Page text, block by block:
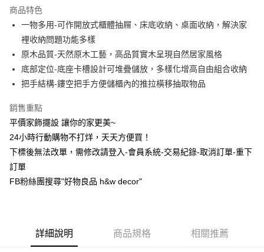
合作金庫商業銀行
華南商業銀行
彰化商業銀行
上海商業儲蓄銀行
國泰世華商業銀行
兆豐國際商業銀行
臺灣中小企業銀行
台中商業銀行
匯豐（台灣）商業銀行
華泰商業銀行
聯邦商業銀行
遠東國際商業銀行
元大商業銀行
台新國際商業銀行
台灣樂天信用卡公司
6 期 0 利率 每期
華南商業銀行
上海商業儲蓄銀行
台北富邦商業銀行
國泰世華商業銀行
兆豐國際商業銀行
臺灣中小企業銀行
台中商業銀行
聯邦商業銀行
元大商業銀行
玉山商業銀行
星展（台灣）商業銀行
台新國際商業銀行
台灣樂天信用卡公司
LINE Pay
Apple Pay
街口支付
悠遊付
全盈+PAY
【關於「AFTEE先享後付」】
AFTEE先享後付是「在收到商品之後才付款」的支付方式。 讓您購物簡單
【「AFTEE先享後付」結帳流程】
ATM付款
新竹物流
每筆NT$80，滿NT$1,200(含以上)免運費
商品特色
一物多用-可作開放式櫃體抽屜、床底收納、桌面收納，解決家
裡收納問題功能多樣
原木品質-天然原木工藝，高品質實木呈現自然居家風格
底部定位-底座卡槽設計可堆疊儲放，多樣化增高自由組合收納
把手結構-鏤空把手方便儲櫃內的推拉橫移抽取物品
銷售重點
平價家飾擺設 讓你的家更美~
24小時行動購物不打烊，天天方便買！
下標後無法改單，需修改請登入-會員系統-交易紀錄-取消訂單-重下
訂單
FB粉絲團搜尋"好物良品 h&w decor"
詳細說明 商品規格 相關推薦